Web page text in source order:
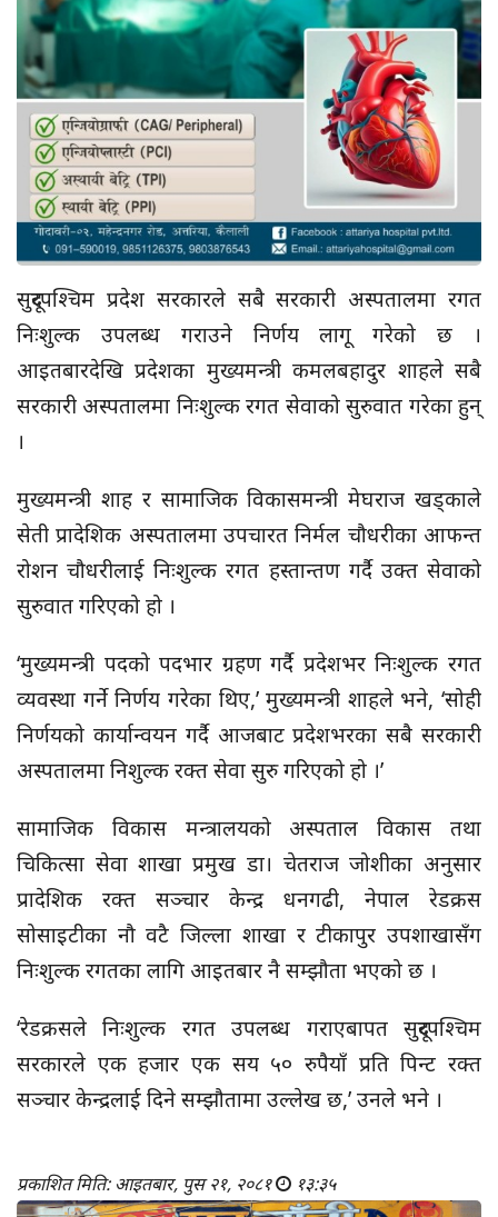
सुदूरपश्चिम प्रदेश सरकारले सबै सरकारी अस्पतालमा रगत
निःशुल्क उपलब्ध गराउने निर्णय लागू गरेको छ ।
आइतबारदेखि प्रदेशका मुख्यमन्त्री कमलबहादुर शाहले सबै
सरकारी अस्पतालमा निःशुल्क रगत सेवाको सुरुवात गरेका हुन्
।
मुख्यमन्त्री शाह र सामाजिक विकासमन्त्री मेघराज खड्काले
सेती प्रादेशिक अस्पतालमा उपचारत निर्मल चौधरीका आफन्त
रोशन चौधरीलाई निःशुल्क रगत हस्तान्तण गर्दै उक्त सेवाको
सुरुवात गरिएको हो ।
‘मुख्यमन्त्री पदको पदभार ग्रहण गर्दै प्रदेशभर निःशुल्क रगत
व्यवस्था गर्ने निर्णय गरेका थिए,’ मुख्यमन्त्री शाहले भने, ‘सोही
निर्णयको कार्यान्वयन गर्दै आजबाट प्रदेशभरका सबै सरकारी
अस्पतालमा निशुल्क रक्त सेवा सुरु गरिएको हो ।’
सामाजिक विकास मन्त्रालयको अस्पताल विकास तथा
चिकित्सा सेवा शाखा प्रमुख डा। चेतराज जोशीका अनुसार
प्रादेशिक रक्त सञ्चार केन्द्र धनगढी, नेपाल रेडक्रस
सोसाइटीका नौ वटै जिल्ला शाखा र टीकापुर उपशाखासँग
निःशुल्क रगतका लागि आइतबार नै सम्झौता भएको छ ।
‘रेडक्रसले निःशुल्क रगत उपलब्ध गराएबापत सुदूरपश्चिम
सरकारले एक हजार एक सय ५० रुपैयाँ प्रति पिन्ट रक्त
सञ्चार केन्द्रलाई दिने सम्झौतामा उल्लेख छ,’ उनले भने ।
प्रकाशित मिति: आइतबार, पुस २१, २०८१ १३:३५